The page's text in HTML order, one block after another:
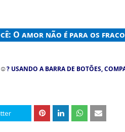
O amor não é para os
☺? USANDO A BARRA DE BOTÕES,